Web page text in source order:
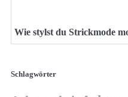
Wie stylst du Strickmode
Schlagwörter